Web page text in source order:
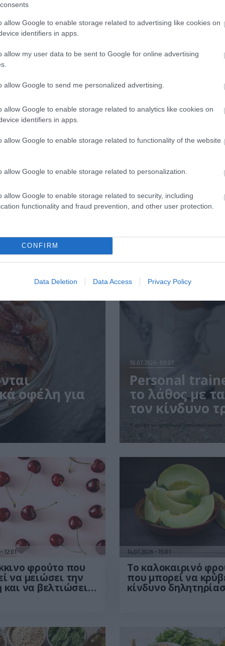
allow Google to enable storage related to advertising like cookies on
identifiers in apps.
allow my user data to be sent to Google for online advertising
allow Google to send me personalized advertising.
allow Google to enable storage related to analytics like cookies on
identifiers in apps.
allow Google to enable storage related to functionality of the website
allow Google to enable storage related to personalization.
allow Google to enable storage related to security, including
functionality and fraud prevention, and other user protection.
CONFIRM
Data Deletion Data Access Privacy Policy
τα επίπεδα τεστοστερόνης έκαναν «βουτιά»
υψηλότερος, συγκριτικά με εκείνον της
μεταβολή ως προς τα επίπεδα
των θερμίδων που καταναλώνουμε
η ώρα της κατανάλωσής τους είναι ακόμη
της μελέτης δρ Φρόι.
οφέλη για
16.07.2026 00:01
Personal
το λάθος με
τον κίνδυνο
Η επιλογή του κατάλληλου παπουτσιού για
12:01
φρούτο που
να μειώσει την
και να βελτιώσει
14.07.2026 15:01
Το καλοκαιρινό
που μπορεί να
κίνδυνο